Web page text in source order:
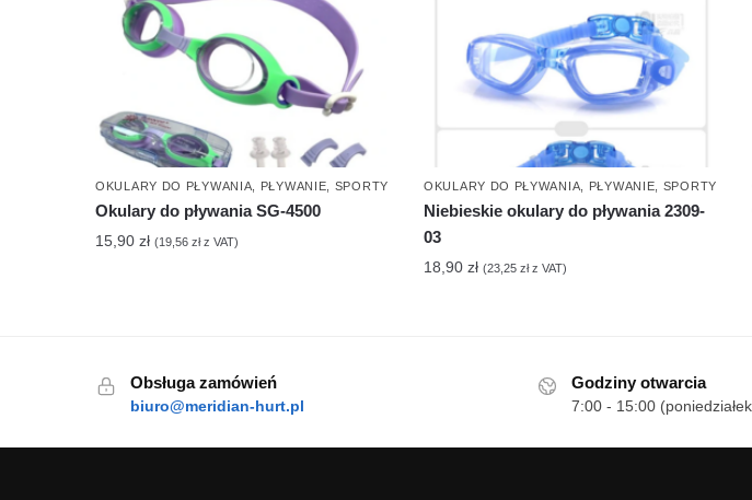
OKULARY DO PŁYWANIA PŁYWANIE SPORTY
Okulary do pływania SG-4500
15,90zł (19,56złz VAT)
OKULARY DO PŁYWANIA PŁYWANIE SPORTY
Niebieskie okulary do pływania 2309-
03
18,90 zł (23,25 złz VAT)
Obsługa zamówień
biuro@meridian-hurt.pl
Godziny otwarcia
7:00 - 15:00